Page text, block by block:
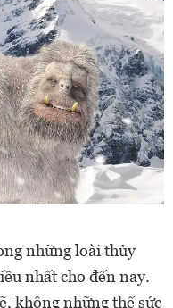
những loài thủy
nhất cho đến nay.
không những thế sức